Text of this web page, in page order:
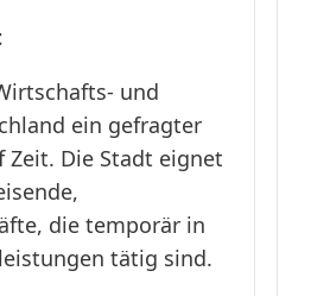
❯
SI-Centrum
Möhringen
63qm
Aparthotel · Ab
125 € pro Tag ·
Monatsmiete €:
und
ein gefragter
Die Stadt eignet
die temporär in
tätig sind.